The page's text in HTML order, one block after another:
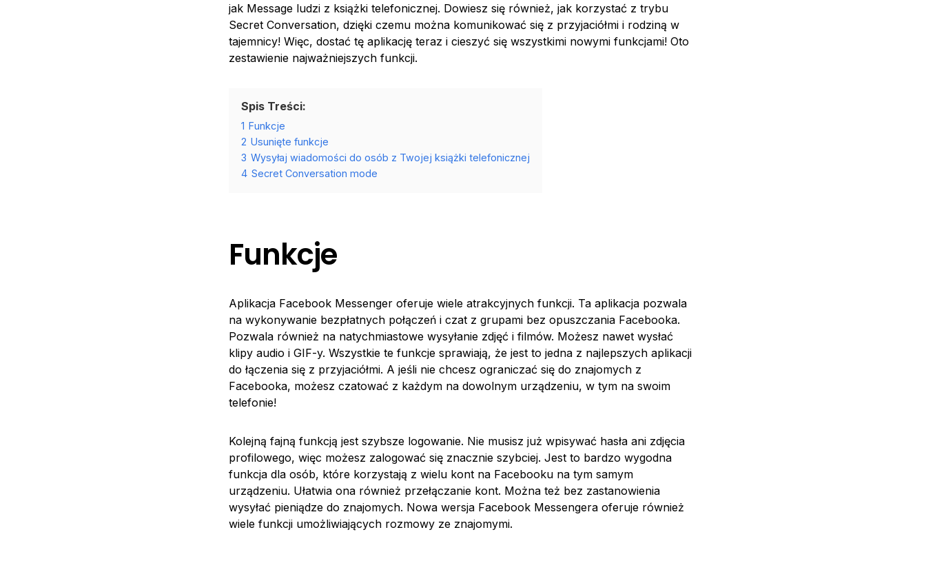
jak Message ludzi z książki telefonicznej. Dowiesz się również, jak korzystać z trybu
Secret Conversation, dzięki czemu można komunikować się z przyjaciółmi i rodziną w
tajemnicy! Więc, dostać tę aplikację teraz i cieszyć się wszystkimi nowymi funkcjami! Oto
zestawienie najważniejszych funkcji.
Spis Treści:
1 Funkcje
2 Usunięte funkcje
3 Wysyłaj wiadomości do osób z Twojej książki telefonicznej
4 Secret Conversation mode
Funkcje
Aplikacja Facebook Messenger oferuje wiele atrakcyjnych funkcji. Ta aplikacja pozwala
na wykonywanie bezpłatnych połączeń i czat z grupami bez opuszczania Facebooka.
Pozwala również na natychmiastowe wysyłanie zdjęć i filmów. Możesz nawet wysłać
klipy audio i GIF-y. Wszystkie te funkcje sprawiają, że jest to jedna z najlepszych aplikacji
do łączenia się z przyjaciółmi. A jeśli nie chcesz ograniczać się do znajomych z
Facebooka, możesz czatować z każdym na dowolnym urządzeniu, w tym na swoim
telefonie!
Kolejną fajną funkcją jest szybsze logowanie. Nie musisz już wpisywać hasła ani zdjęcia
profilowego, więc możesz zalogować się znacznie szybciej. Jest to bardzo wygodna
funkcja dla osób, które korzystają z wielu kont na Facebooku na tym samym
urządzeniu. Ułatwia ona również przełączanie kont. Można też bez zastanowienia
wysyłać pieniądze do znajomych. Nowa wersja Facebook Messengera oferuje również
wiele funkcji umożliwiających rozmowy ze znajomymi.